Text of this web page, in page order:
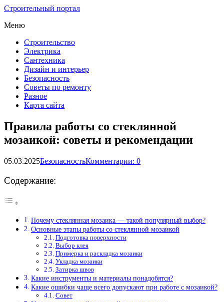
Строительный портал
Меню
Строительство
Электрика
Сантехника
Дизайн и интерьер
Безопасность
Советы по ремонту
Разное
Карта сайта
Правила работы со стеклянной
мозаикой: советы и рекомендации
05.03.2025БезопасностьКомментарии: 0
Содержание:
Почему стеклянная мозаика — такой популярный выбор?
Основные этапы работы со стеклянной мозаикой
Подготовка поверхности
Выбор клея
Примерка и раскладка мозаики
Укладка мозаики
Затирка швов
Какие инструменты и материалы понадобятся?
Какие ошибки чаще всего допускают при работе с мозаикой?
Совет